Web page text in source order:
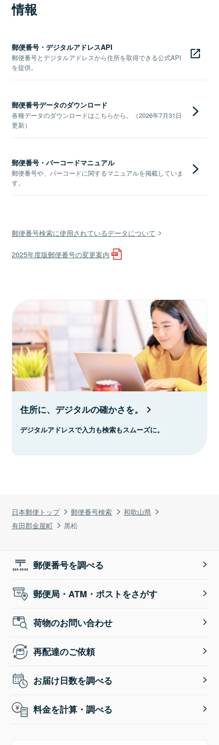
日本郵便トップ 郵便番号検索
和歌山県
有田郡金屋町
黒松
情報
郵便番号・デジタルアドレスAPI
郵便番号とデジタルアドレスから住所を取得できる公式API
を提供。
郵便番号データのダウンロード
各種データのダウンロードはこちらから。（2026年7月31日
更新）
郵便番号・バーコードマニュアル
郵便番号や、バーコードに関するマニュアルを掲載していま
す。
郵便番号検索に使用されているデータについて
2025年度版郵便番号の変更案内
住所に、デジタルの確かさを。
デジタルアドレスで入力も検索もスムーズに。
郵便番号を調べる
郵便局・ATM・ポストをさがす
荷物のお問い合わせ
再配達のご依頼
お届け日数を調べる
料金を計算・調べる